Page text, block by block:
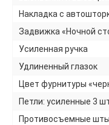
Накладка с
Задвижка «Ночной
Усиленная ручка
Удлиненный глазок
Цвет фурнитуры
Петли: усиленные 3
Противосъемные